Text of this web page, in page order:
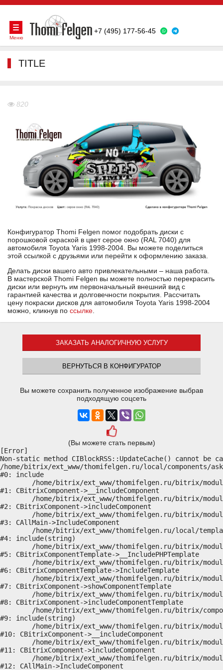
+7 (495) 177-56-45
Меню
TITLE
820
Конфигуратор Thomi Felgen помог подобрать диски с
порошковой окраской в цвет серое окно (RAL 7040) для
автомобиля Toyota Yaris 1998-2004. Вы можете поделиться
этой ссылкой с друзьями или перейти к оформлению заказа.
Делать диски вашего авто привлекательными – наша работа.
В мастерской Thomi Felgen вы можете полностью перекрасить
диски или вернуть им первоначальный внешний вид с
гарантией качества и долговечности покрытия. Рассчитать
цену покраски дисков для автомобиля Toyota Yaris 1998-2004
можно, кликнув по ссылке.
ЗАКАЗАТЬ АНАЛОГИЧНУЮ УСЛУГУ
ВЕРНУТЬСЯ В КОНФИГУРАТОР
Вы можете сохранить полученное изображение выбрав
подходящую соцсеть
(Вы можете стать первым)
[Error]
Non-static method CIBlockRSS::UpdateCache() cannot
/home/bitrix/ext_www/thomifelgen.ru/local/components/
#0: include
#1: CBitrixComponent->__includeComponent
#2: CBitrixComponent->includeComponent
#3: CAllMain->IncludeComponent
#4: include(string)
#5: CBitrixComponentTemplate->__IncludePHPTemplate
#6: CBitrixComponentTemplate->IncludeTemplate
#7: CBitrixComponent->showComponentTemplate
#8: CBitrixComponent->includeComponentTemplate
#9: include(string)
#10: CBitrixComponent->__includeComponent
#11: CBitrixComponent->includeComponent
#12: CAllMain->IncludeComponent